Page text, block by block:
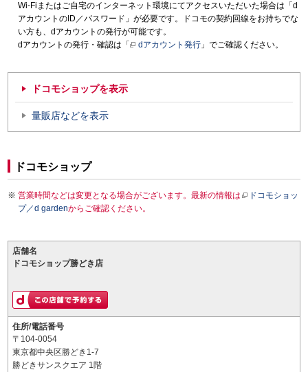
Wi-Fiまたはご自宅のインターネット環境にてアクセスいただいた場合は「d
アカウントのID／パスワード」が必要です。ドコモの契約回線をお持ちでな
い方も、dアカウントの発行が可能です。
dアカウントの発行・確認は「
dアカウント発行 」でご確認ください。
ドコモショップを表示
量販店などを表示
ドコモショップ
営業時間などは変更となる場合がございます。最新の情報は
ドコモショッ
プ／d gardenからご確認ください。
店舗名
ドコモショップ勝どき店
住所/電話番号
〒104-0054
東京都中央区勝どき1-7
勝どきサンスクエア 1階